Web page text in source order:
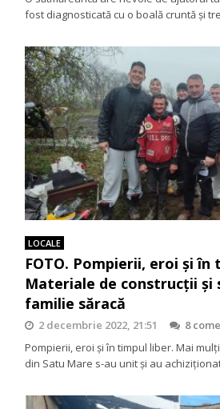
fost diagnosticată cu o boală cruntă și
LOCALE
FOTO. Pompierii, eroi şi în
Materiale de construcţii şi
familie săracă
2 decembrie 2022, 21:51
8
Pompierii, eroi şi în timpul liber. Mai
din Satu Mare s-au unit şi au